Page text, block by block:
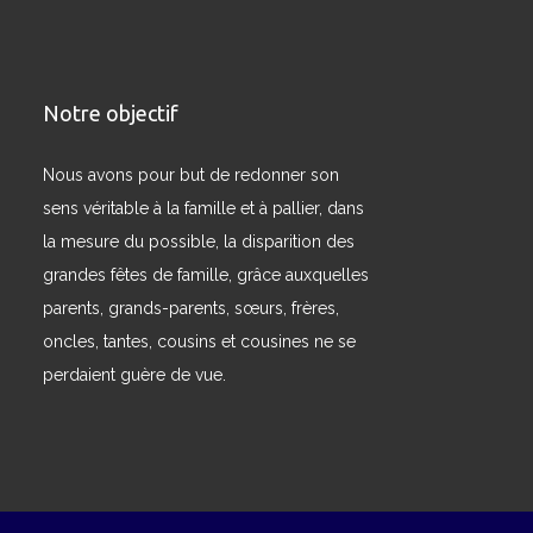
Notre objectif
Nous avons pour but de redonner son
sens véritable à la famille et à pallier, dans
la mesure du possible, la disparition des
grandes fêtes de famille, grâce auxquelles
parents, grands-parents, sœurs, frères,
oncles, tantes, cousins et cousines ne se
perdaient guère de vue.